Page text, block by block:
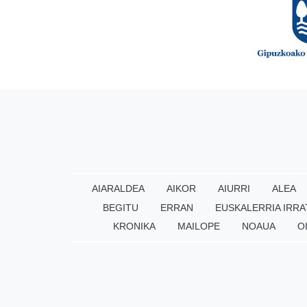
AIARALDEA AIKOR AIURRI ALEA
BEGITU
ERRAN EUSKALERRIA
KRONIKA
MAILOPE NOAUA